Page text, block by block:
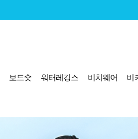
보드숏 워터레깅스 비치웨어 비